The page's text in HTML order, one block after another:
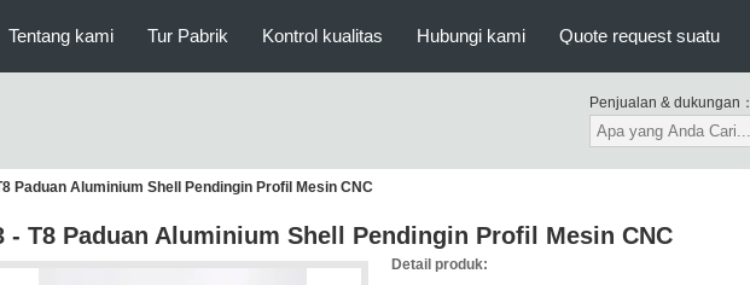
Tentang kami Tur Pabrik Kontrol kualitas Hubungi kami Quote request suatu
Penjualan & dukungan：
Paduan Aluminium Shell Pendingin Profil Mesin CNC
- T8 Paduan Aluminium Shell Pendingin Profil Mesin CNC
Detail produk: